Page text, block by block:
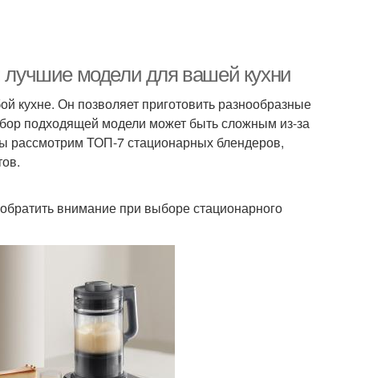
модели для вашей кухни
Он позволяет приготовить разнообразные
подходящей модели может быть сложным из-за
рассмотрим ТОП-7 стационарных блендеров,
внимание при выборе стационарного